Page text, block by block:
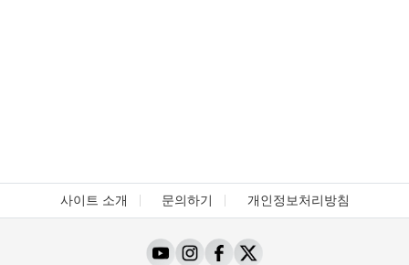
사이트 소개 문의하기 개인정보처리방침